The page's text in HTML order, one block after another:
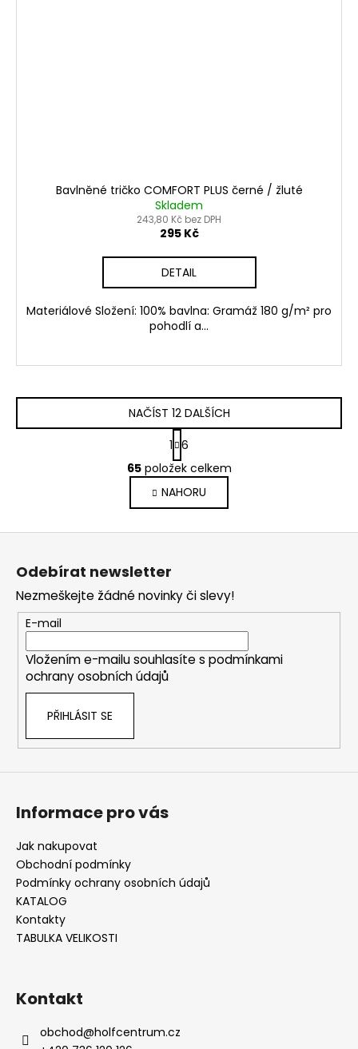
Bavlněné tričko COMFORT PLUS černé / žluté
Skladem
243,80 Kč bez DPH
295 Kč
DETAIL
Materiálové Složení: 100% bavlna: Gramáž 180 g/m² pro
pohodlí a...
O
v
l
á
d
p
r
v
k
y
u
NAČÍST 12 DALŠÍCH
S
t
r
á
n
k
1 6
65položek celkem
NAHORU
Z
Odebírat newsletter
Nezmeškejte žádné novinky či slevy!
E-mail
Vložením e-mailu souhlasíte s podmínkami
ochrany osobních údajů
PŘIHLÁSIT SE
Informace pro vás
Jak nakupovat
Obchodní podmínky
Podmínky ochrany osobních údajů
KATALOG
Kontakty
TABULKA VELIKOSTI
Kontakt
obchod@holfcentrum.cz